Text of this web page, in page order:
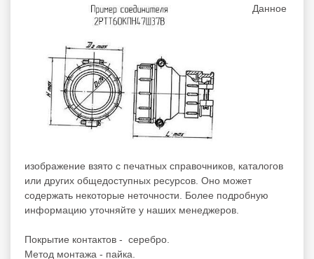
Данное
изображение взято с печатных справочников, каталогов
или других общедоступных ресурсов. Оно может
содержать некоторые неточности. Более подробную
информацию уточняйте у наших менеджеров.
Покрытие контактов - серебро.
Метод монтажа - пайка.